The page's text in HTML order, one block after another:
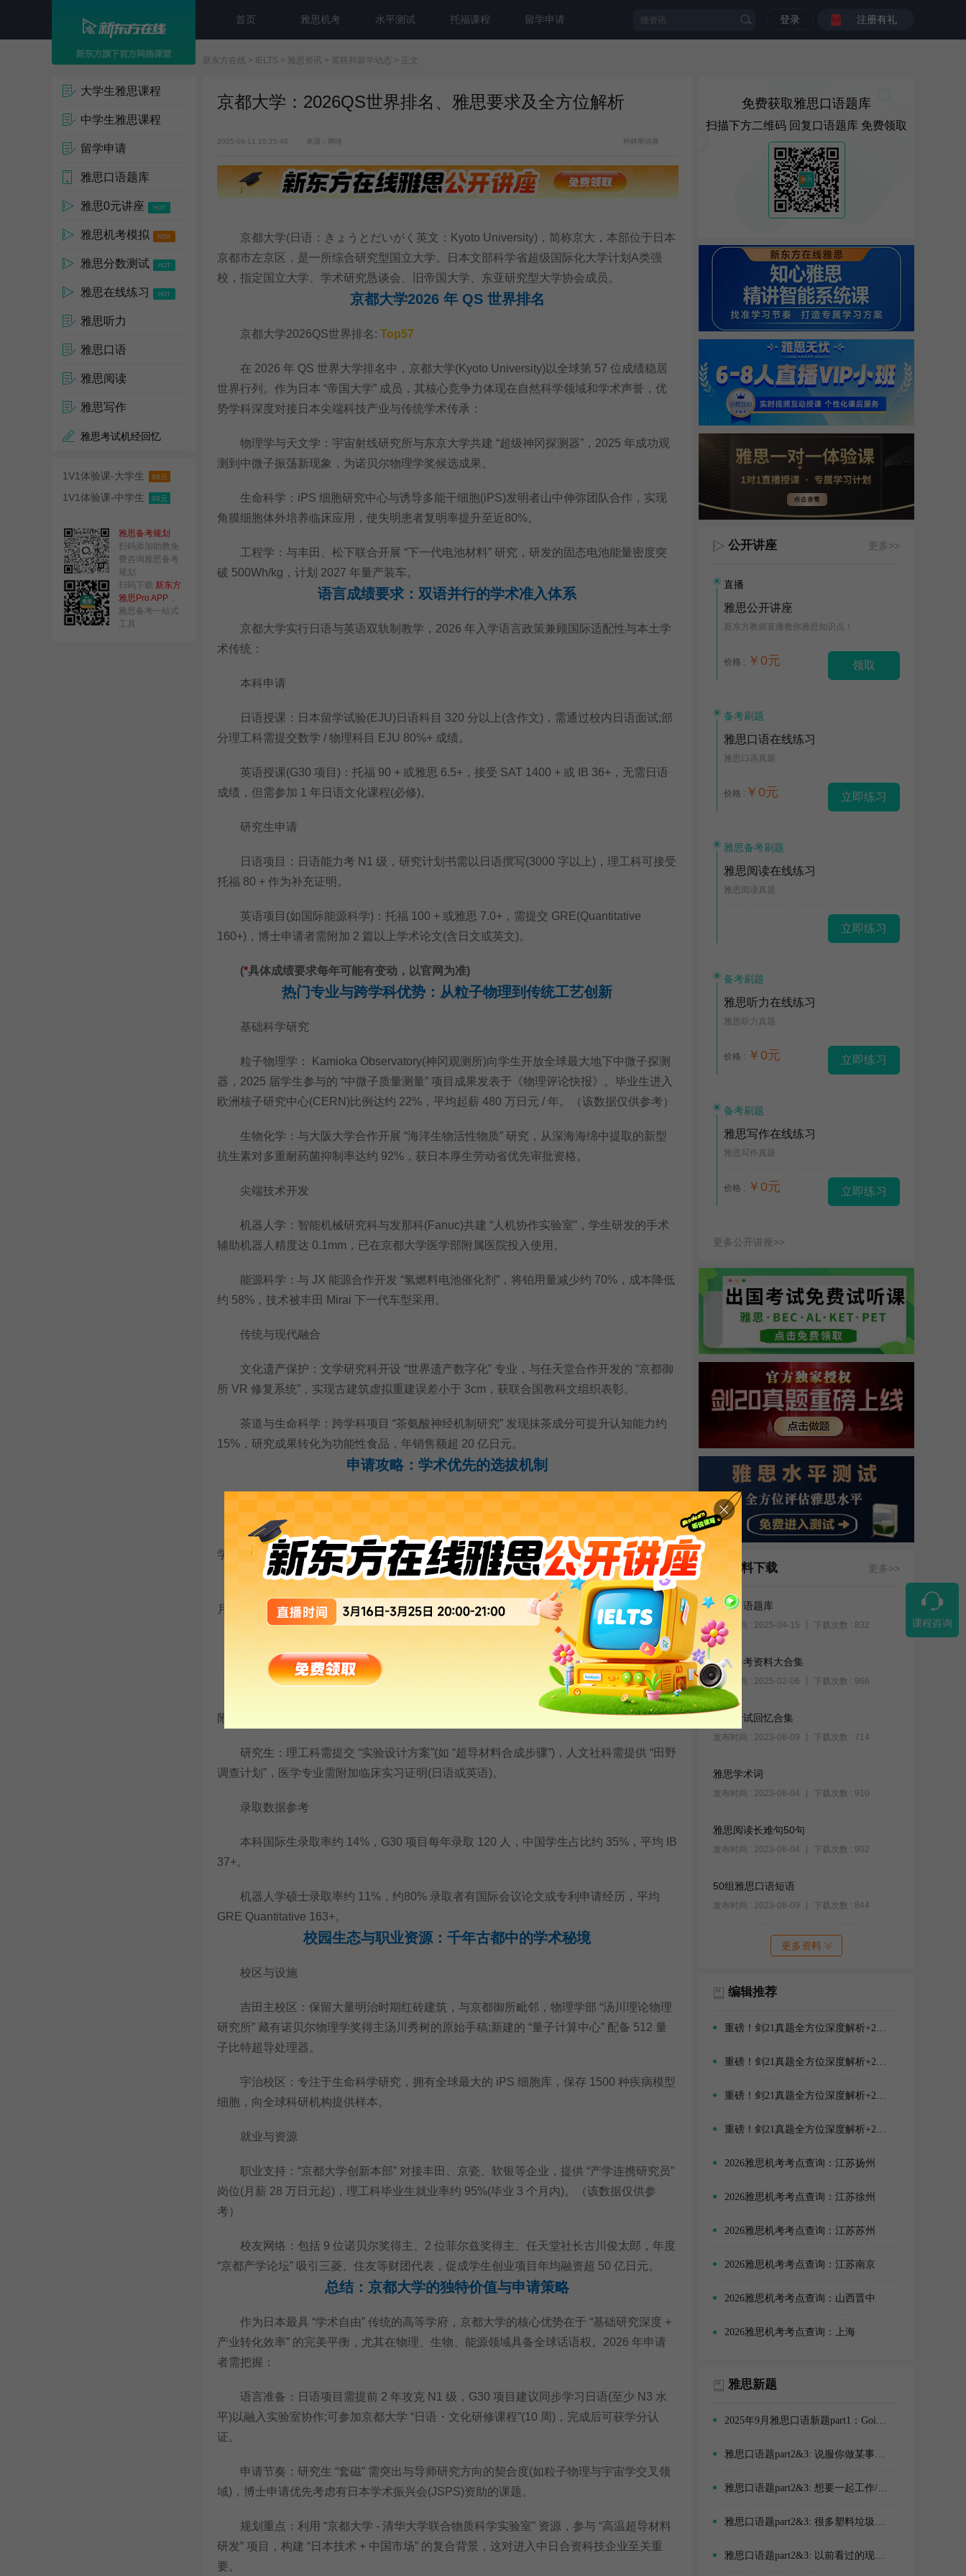
课程咨询
首页 雅思机考 水平测试 托福课程 留学申请 登录 注册有礼
新东方在线 > IELTS > 雅思资讯 > 英联邦留学动态 > 正文
大学生雅思课程
中学生雅思课程
留学申请
雅思口语题库
雅思0元讲座 HOT
雅思机考模拟 NEW
雅思分数测试 HOT
雅思在线练习 HOT
雅思听力
雅思口语
雅思阅读
雅思写作
雅思考试机经回忆
1V1体验课-大学生 99元
1V1体验课-中学生 99元
雅思备考规划
扫码添加助教免
费咨询雅思备考
规划
扫码下载 新东方
雅思Pro APP ，
雅思备考一站式
工具
京都大学：2026QS世界排名、雅思要求及全方位解析
2025-08-11 10:25:40 来源：网络 柯林斯词典
京都大学(日语：きょうとだいがく英文：Kyoto University)，简称京大，本部位于日本
京都市左京区，是一所综合研究型国立大学。日本文部科学省超级国际化大学计划A类强
校，指定国立大学、学术研究恳谈会、旧帝国大学、东亚研究型大学协会成员。
京都大学2026 年 QS 世界排名
京都大学2026QS世界排名: Top57
在 2026 年 QS 世界大学排名中，京都大学(Kyoto University)以全球第 57 位成绩稳居
世界行列。作为日本 “帝国大学” 成员，其核心竞争力体现在自然科学领域和学术声誉，优
势学科深度对接日本尖端科技产业与传统学术传承：
物理学与天文学：宇宙射线研究所与东京大学共建 “超级神冈探测器”，2025 年成功观
测到中微子振荡新现象，为诺贝尔物理学奖候选成果。
生命科学：iPS 细胞研究中心与诱导多能干细胞(iPS)发明者山中伸弥团队合作，实现
角膜细胞体外培养临床应用，使失明患者复明率提升至近80%。
工程学：与丰田、松下联合开展 “下一代电池材料” 研究，研发的固态电池能量密度突
破 500Wh/kg，计划 2027 年量产装车。
语言成绩要求：双语并行的学术准入体系
京都大学实行日语与英语双轨制教学，2026 年入学语言政策兼顾国际适配性与本土学
术传统：
本科申请
日语授课：日本留学试验(EJU)日语科目 320 分以上(含作文)，需通过校内日语面试;部
分理工科需提交数学 / 物理科目 EJU 80%+ 成绩。
英语授课(G30 项目)：托福 90 + 或雅思 6.5+，接受 SAT 1400 + 或 IB 36+，无需日语
成绩，但需参加 1 年日语文化课程(必修)。
研究生申请
日语项目：日语能力考 N1 级，研究计划书需以日语撰写(3000 字以上)，理工科可接受
托福 80 + 作为补充证明。
英语项目(如国际能源科学)：托福 100 + 或雅思 7.0+，需提交 GRE(Quantitative
160+)，博士申请者需附加 2 篇以上学术论文(含日文或英文)。
(*具体成绩要求每年可能有变动，以官网为准)
热门专业与跨学科优势：从粒子物理到传统工艺创新
基础科学研究
粒子物理学： Kamioka Observatory(神冈观测所)向学生开放全球最大地下中微子探测
器，2025 届学生参与的 “中微子质量测量” 项目成果发表于《物理评论快报》。毕业生进入
欧洲核子研究中心(CERN)比例达约 22%，平均起薪 480 万日元 / 年。（该数据仅供参考）
生物化学：与大阪大学合作开展 “海洋生物活性物质” 研究，从深海海绵中提取的新型
抗生素对多重耐药菌抑制率达约 92%，获日本厚生劳动省优先审批资格。
尖端技术开发
机器人学：智能机械研究科与发那科(Fanuc)共建 “人机协作实验室”，学生研发的手术
辅助机器人精度达 0.1mm，已在京都大学医学部附属医院投入使用。
能源科学：与 JX 能源合作开发 “氢燃料电池催化剂”，将铂用量减少约 70%，成本降低
约 58%，技术被丰田 Mirai 下一代车型采用。
传统与现代融合
文化遗产保护：文学研究科开设 “世界遗产数字化” 专业，与任天堂合作开发的 “京都御
所 VR 修复系统”，实现古建筑虚拟重建误差小于 3cm，获联合国教科文组织表彰。
茶道与生命科学：跨学科项目 “茶氨酸神经机制研究” 发现抹茶成分可提升认知能力约
15%，研究成果转化为功能性食品，年销售额超 20 亿日元。
申请攻略：学术优先的选拔机制
关键时间节点
本科：日语授课 4 月入学申请截止前一年 11 月，G30 项目 10 月入学截止当年 5 月;医
学部需提前参加 “理系展” 现场实验考核。
研究生：4 月入学截止前一年 9 月，10 月入学截止当年 3 月;博士申请者需提前 10 个
月联系导师(需提交预研究成果报告)。
（具体截止时间以官方信息为准）
材料核心要点
本科 G30：个人陈述需体现 “学术好奇心”，如 “对樱花花期基因调控的研究设想”，建议
附加国际科学奥林匹克竞赛获奖证明。
研究生：理工科需提交 “实验设计方案”(如 “超导材料合成步骤”)，人文社科需提供 “田野
调查计划”，医学专业需附加临床实习证明(日语或英语)。
录取数据参考
本科国际生录取率约 14%，G30 项目每年录取 120 人，中国学生占比约 35%，平均 IB
37+。
机器人学硕士录取率约 11%，约80% 录取者有国际会议论文或专利申请经历，平均
GRE Quantitative 163+。
校园生态与职业资源：千年古都中的学术秘境
校区与设施
吉田主校区：保留大量明治时期红砖建筑，与京都御所毗邻，物理学部 “汤川理论物理
研究所” 藏有诺贝尔物理学奖得主汤川秀树的原始手稿;新建的 “量子计算中心” 配备 512 量
子比特超导处理器。
宇治校区：专注于生命科学研究，拥有全球最大的 iPS 细胞库，保存 1500 种疾病模型
细胞，向全球科研机构提供样本。
就业与资源
职业支持：“京都大学创新本部” 对接丰田、京瓷、软银等企业，提供 “产学连携研究员”
岗位(月薪 28 万日元起)，理工科毕业生就业率约 95%(毕业 3 个月内)。（该数据仅供参
考）
校友网络：包括 9 位诺贝尔奖得主、2 位菲尔兹奖得主、任天堂社长古川俊太郎，年度
“京都产学论坛” 吸引三菱、住友等财团代表，促成学生创业项目年均融资超 50 亿日元。
总结：京都大学的独特价值与申请策略
作为日本最具 “学术自由” 传统的高等学府，京都大学的核心优势在于 “基础研究深度 +
产业转化效率” 的完美平衡，尤其在物理、生物、能源领域具备全球话语权。2026 年申请
者需把握：
语言准备：日语项目需提前 2 年攻克 N1 级，G30 项目建议同步学习日语(至少 N3 水
平)以融入实验室协作;可参加京都大学 “日语・文化研修课程”(10 周)，完成后可获学分认
证。
申请节奏：研究生 “套磁” 需突出与导师研究方向的契合度(如粒子物理与宇宙学交叉领
域)，博士申请优先考虑有日本学术振兴会(JSPS)资助的课题。
规划重点：利用 “京都大学 - 清华大学联合物质科学实验室” 资源，参与 “高温超导材料
研发” 项目，构建 “日本技术 + 中国市场” 的复合背景，这对进入中日合资科技企业至关重
要。
免费获取雅思口语题库
扫描下方二维码 回复口语题库 免费领取
公开讲座 更多>>
直播
雅思公开讲座
新东方教师直播教你雅思知识点！
价格 : ￥0元 领取
备考刷题
雅思口语在线练习
雅思口语真题
价格 : ￥0元 立即练习
雅思备考刷题
雅思阅读在线练习
雅思阅读真题
立即练习
备考刷题
雅思听力在线练习
雅思听力真题
价格 : ￥0元 立即练习
备考刷题
雅思写作在线练习
雅思写作真题
价格 : ￥0元 立即练习
更多公开讲座>>
资料下载 更多>>
雅思口语题库
发布时间 : 2025-04-15 下载次数 : 832
雅思备考资料大合集
发布时间 : 2025-02-06 下载次数 : 966
雅思考试回忆合集
发布时间 : 2023-08-09 下载次数 : 714
雅思学术词
发布时间 : 2023-08-04 下载次数 : 910
雅思阅读长难句50句
发布时间 : 2023-08-04 下载次数 : 902
50组雅思口语短语
发布时间 : 2023-08-09 下载次数 : 844
更多资料
编辑推荐
重磅！剑21真题全方位深度解析+2026年雅思阅读备考方向！
重磅！剑21真题全方位深度解析+2026年雅思口语备考方向！
重磅！剑21真题全方位深度解析+2026年雅思写作备考方向！
重磅！剑21真题全方位深度解析+2026年雅思听力备考方向！
2026雅思机考考点查询：江苏扬州
2026雅思机考考点查询：江苏徐州
2026雅思机考考点查询：江苏苏州
2026雅思机考考点查询：江苏南京
2026雅思机考考点查询：山西晋中
2026雅思机考考点查询：上海
雅思新题
2025年9月雅思口语新题part1：Going out
雅思口语题part2&3: 说服你做某事的人
雅思口语题part2&3: 想要一起工作/学习的人
雅思口语题part2&3: 很多塑料垃圾的情景(例如在公园、海滩)
雅思口语题part2&3: 以前看过的现场体育赛事